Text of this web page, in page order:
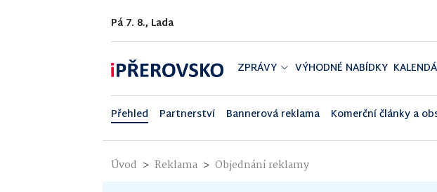
Pá 7. 8., Lada
ZPRÁVY VÝHODNÉ NABÍDKY
Přehled Partnerství Bannerová reklama Komerční články a
Úvod Reklama Objednání reklamy